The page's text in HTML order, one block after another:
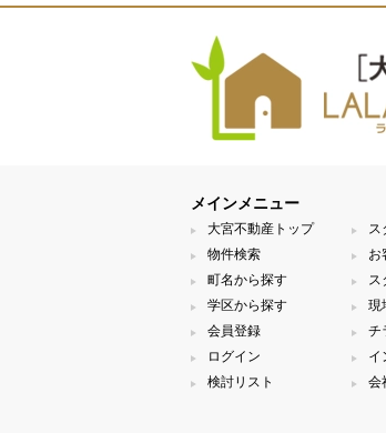
メインメニュー
大宮不動産トップ
物件検索
町名から探す
学区から探す
会員登録
ログイン
検討リスト
ス
お
ス
現
チ
イ
会